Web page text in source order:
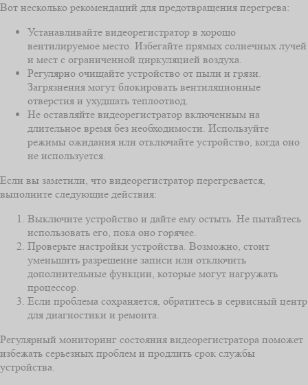
Вот несколько рекомендаций для предотвращения перегрева:
Устанавливайте видеорегистратор в хорошо
вентилируемое место. Избегайте прямых солнечных лучей
и мест с ограниченной циркуляцией воздуха.
Регулярно очищайте устройство от пыли и грязи.
Загрязнения могут блокировать вентиляционные
отверстия и ухудшать теплоотвод.
Не оставляйте видеорегистратор включенным на
длительное время без необходимости. Используйте
режимы ожидания или отключайте устройство, когда оно
не используется.
Если вы заметили, что видеорегистратор перегревается,
выполните следующие действия:
Выключите устройство и дайте ему остыть. Не пытайтесь
использовать его, пока оно горячее.
Проверьте настройки устройства. Возможно, стоит
уменьшить разрешение записи или отключить
дополнительные функции, которые могут нагружать
процессор.
Если проблема сохраняется, обратитесь в сервисный центр
для диагностики и ремонта.
Регулярный мониторинг состояния видеорегистратора поможет
избежать серьезных проблем и продлить срок службы
устройства.